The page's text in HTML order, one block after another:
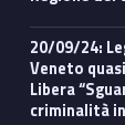
20/09/24: Legalità: crimine proliferato in pandemia, in
Veneto
Libera
criminalità